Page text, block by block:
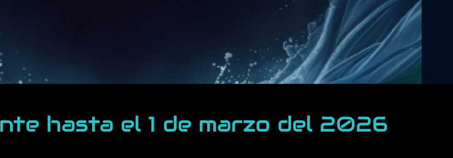
hasta el 1 de marzo del 2026